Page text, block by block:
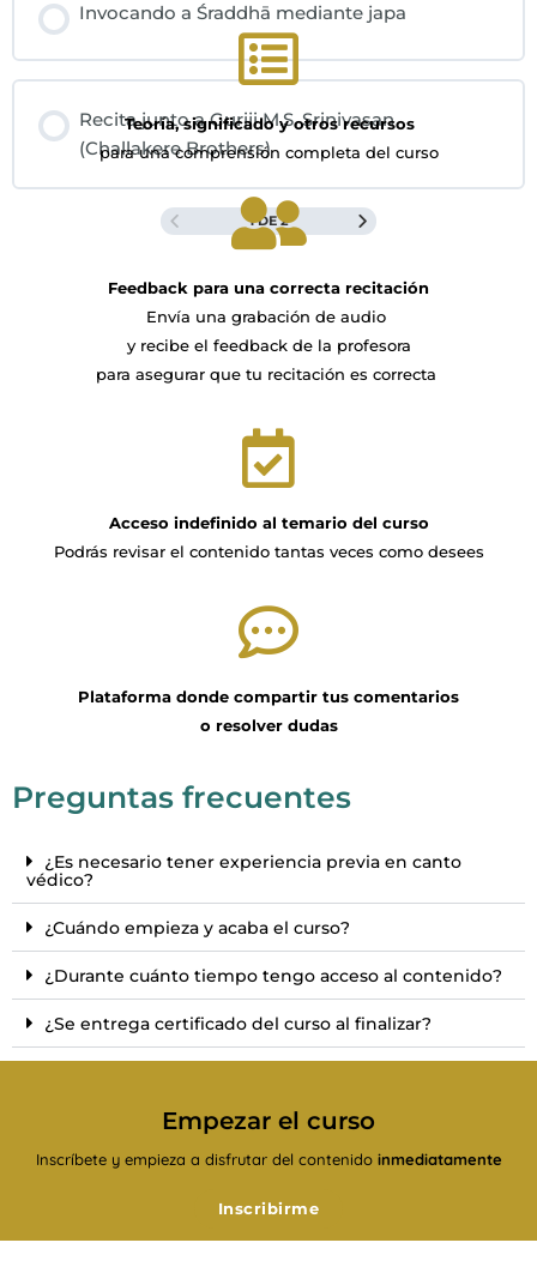
Invocando a Śraddhā mediante japa
Recita junto a Guriji M.S. Srinivasan
(Challakere Brothers)
1 DE 2
Teoría, significado y otros recursos
para una comprensión completa del curso
Feedback para una correcta recitación
Envía una grabación de audio
y recibe el feedback de la profesora
para asegurar que tu recitación es correcta
Acceso indefinido al temario del curso
Podrás revisar el contenido tantas veces como desees
Plataforma donde compartir tus comentarios
o resolver dudas
Preguntas frecuentes
¿Es necesario tener experiencia previa en canto
védico?
¿Cuándo empieza y acaba el curso?
¿Durante cuánto tiempo tengo acceso al contenido?
¿Se entrega certificado del curso al finalizar?
Empezar el curso
Inscríbete y empieza a disfrutar del contenido inmediatamente
Inscribirme